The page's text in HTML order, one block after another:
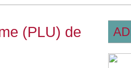
(PLU) de